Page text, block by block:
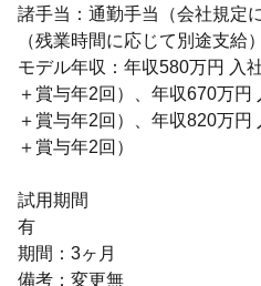
諸手当：通勤手当（会社規定
（残業時間に応じて別途支給）
モデル年収：年収580万円 入
＋賞与年2回）、年収670万
＋賞与年2回）、年収820万
＋賞与年2回）
試用期間
有
期間：3ヶ月
備考：変更無